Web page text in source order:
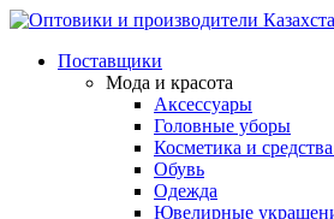
Поставщики
Мода и красота
Аксессуары
Головные уборы
Косметика и
Обувь
Одежда
Ювелирные